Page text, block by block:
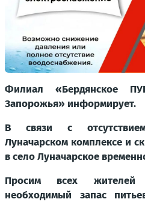
Филиал «Бердянское
Запорожья» информирует.
В связи с
Луначарском комплексе и
в село Луначарское
Просим всех
необходимый запас